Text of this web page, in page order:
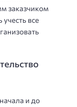
заказчиком
все
и до